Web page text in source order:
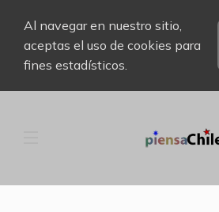
Al navegar en nuestro sitio,
aceptas el uso de cookies para
fines estadísticos.